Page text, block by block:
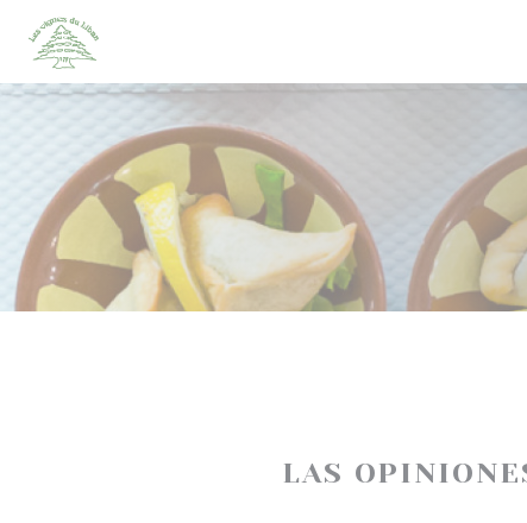
Personalización de sus opciones de cookies
LAS